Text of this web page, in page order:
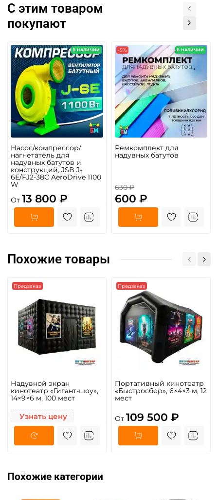
С этим товаром
покупают
В НАЛИЧИИ
Насос/компрессор/
нагнетатель для
надувных батутов и
конструкций, JSB J-
6E/FJ2-38C AeroDrive 1100
W
От 13 800 ₽
-5% В НАЛИЧИИ
Ремкомплект для
надувных батутов
630 ₽
600 ₽
Похожие товары
Предзаказ
Надувной экран
кинотеатр «Гигант-шоу»,
14×9×6 м, 100 мест
Узнать цену
Предзаказ
Портативный кинотеатр
«Быстросбор», 6×4×3 м, 12
мест
От 109 500 ₽
Похожие категории